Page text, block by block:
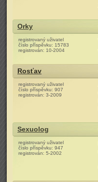
Orky
registrovaný uživatel
číslo příspěvku: 15783
registrován: 10-2004
Rosťav
registrovaný uživatel
číslo příspěvku: 907
registrován: 3-2009
Sexuolog
registrovaný uživatel
číslo příspěvku: 947
registrován: 5-2002